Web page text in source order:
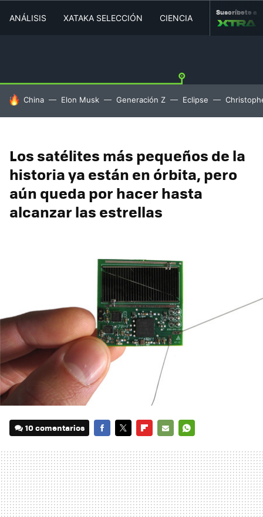
ANÁLISIS XATAKA SELECCIÓN CIENCIA MOVILIDAD
Suscríbete a
HOY SE HABLA DE
China Elon Musk Generación Z Eclipse
Los satélites más pequeños de la
historia ya están en órbita, pero
aún queda por hacer hasta
alcanzar las estrellas
10 comentarios
MAIL